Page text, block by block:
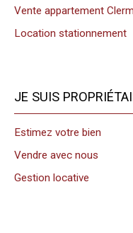
Vente appartement
Location stationnement
JE SUIS
Estimez votre bien
Vendre avec nous
Gestion locative